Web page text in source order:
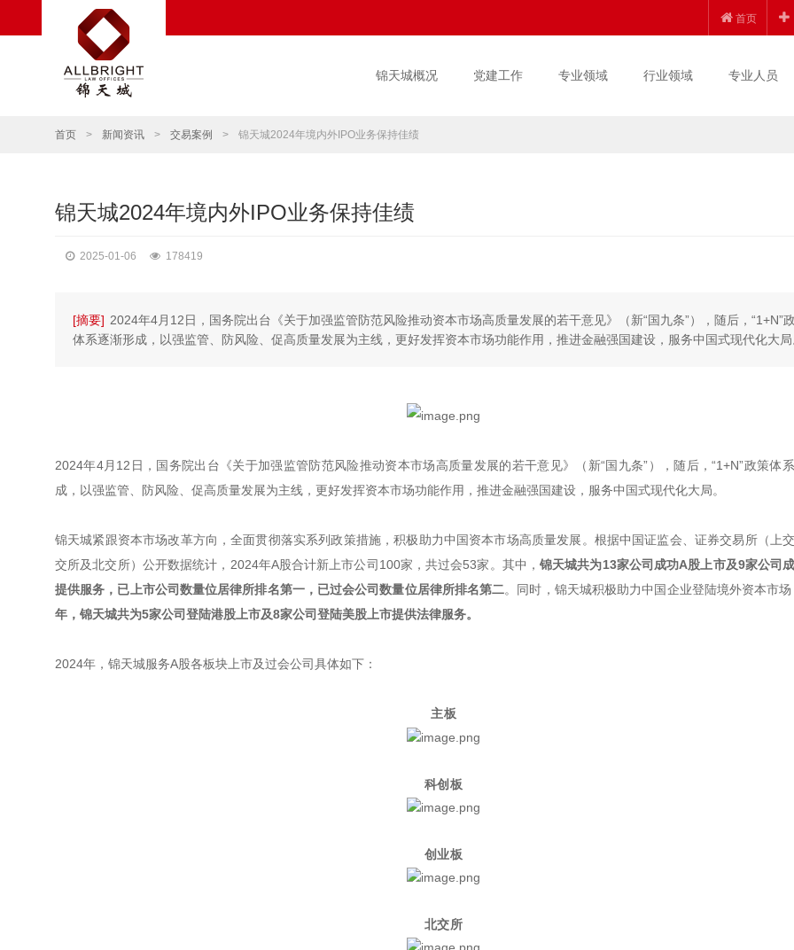
首页
锦天城概况 党建工作 专业领域 行业领域 专业人员
首页 > 新闻资讯 > 交易案例 > 锦天城2024年境内外IPO业务保持佳绩
锦天城2024年境内外IPO业务保持佳绩
2025-01-06 178419
[摘要] 2024年4月12日，国务院出台《关于加强监管防范风险推动资本市场高质量发展的若干意见》（新“国九条”），随后，“1+N”
体系逐渐形成，以强监管、防风险、促高质量发展为主线，更好发挥资本市场功能作用，推进金融强国建设，服务中国式现代化大
2024年4月12日，国务院出台《关于加强监管防范风险推动资本市场高质量发展的若干意见》（新“国九条”），随后，“1+N”政策体
成，以强监管、防风险、促高质量发展为主线，更好发挥资本市场功能作用，推进金融强国建设，服务中国式现代化大局。
锦天城紧跟资本市场改革方向，全面贯彻落实系列政策措施，积极助力中国资本市场高质量发展。根据中国证监会、证券交易所（上
交所及北交所）公开数据统计，2024年A股合计新上市公司100家，共过会53家。其中，锦天城共为13家公司成功A股上市及9家公司
提供服务，已上市公司数量位居律所排名第一，已过会公司数量位居律所排名第二。同时，锦天城积极助力中国企业登陆境外资本市
年，锦天城共为5家公司登陆港股上市及8家公司登陆美股上市提供法律服务。
2024年，锦天城服务A股各板块上市及过会公司具体如下：
主板
科创板
创业板
北交所